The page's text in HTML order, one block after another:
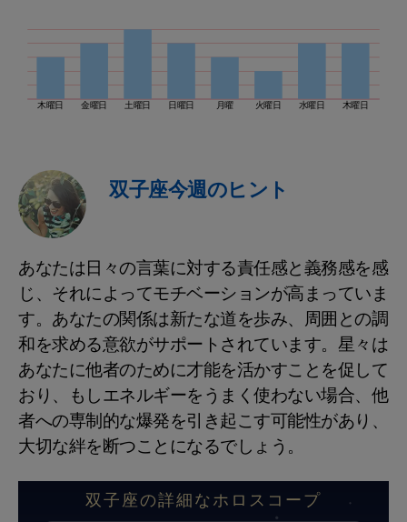
木曜日 金曜日 土曜日 日曜日 月曜 火曜日 水曜日 木曜日
双子座今週のヒント
あなたは日々の言葉に対する責任感と義務感を感
じ、それによってモチベーションが高まっていま
す。あなたの関係は新たな道を歩み、周囲との調
和を求める意欲がサポートされています。星々は
あなたに他者のために才能を活かすことを促して
おり、もしエネルギーをうまく使わない場合、他
者への専制的な爆発を引き起こす可能性があり、
大切な絆を断つことになるでしょう。
双子座の詳細なホロスコープ